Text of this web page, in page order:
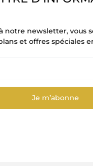
notre newsletter, vous
et offres spéciales
Je m’abonne